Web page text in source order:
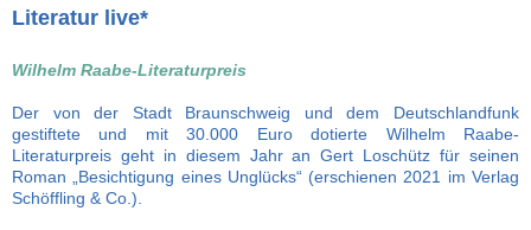
Literatur live*
Wilhelm Raabe-Literaturpreis
Der von der Stadt Braunschweig und dem Deutschlandfunk
gestiftete und mit 30.000 Euro dotierte Wilhelm Raabe-
Literaturpreis geht in diesem Jahr an Gert Loschütz für seinen
Roman „Besichtigung eines Unglücks“ (erschienen 2021 im Verlag
Schöffling & Co.).